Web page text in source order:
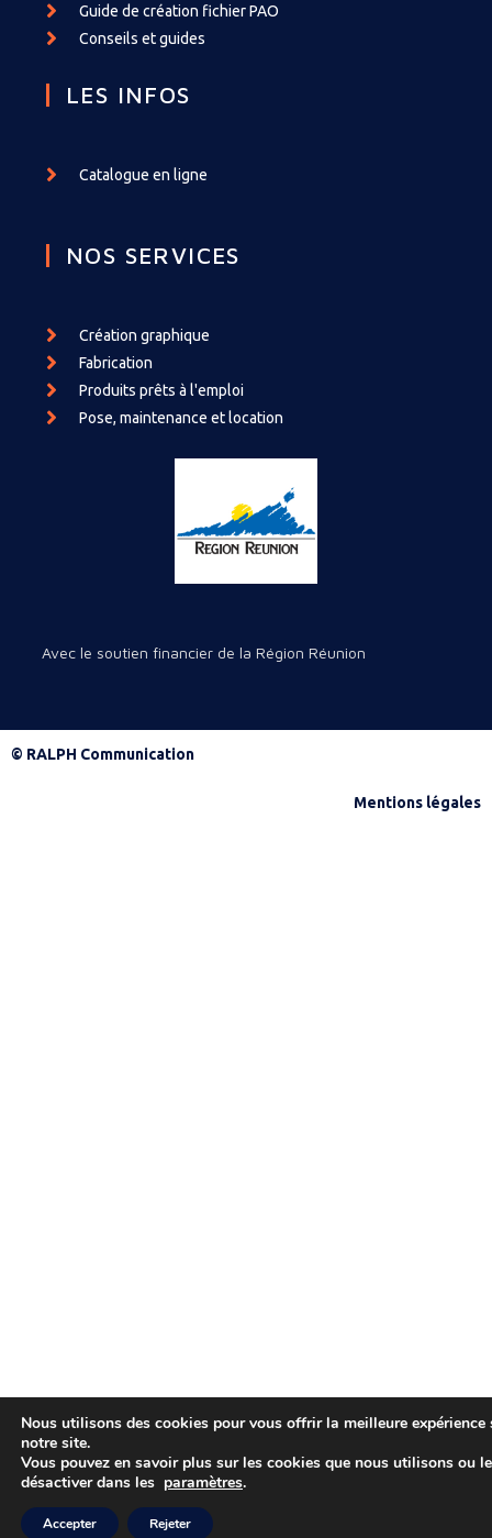
Guide de création fichier PAO
Conseils et guides
LES INFOS
Catalogue en ligne
NOS SERVICES
Création graphique
Fabrication
Produits prêts à l'emploi
Pose, maintenance et location
Avec le soutien financier de la Région Réunion
© RALPH Communication
Mentions légales
Nous utilisons des cookies pour vous offrir la meilleure expérience
notre site.
Vous pouvez en savoir plus sur les cookies que nous utilisons ou
désactiver dans les paramètres.
Accepter Rejeter